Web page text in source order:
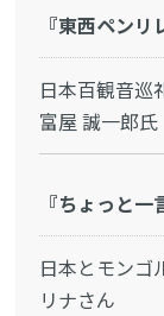
『東西ペンリ
日本百観音巡
富屋 誠一郎氏
『ちょっと一
日本とモンゴ
リナさん